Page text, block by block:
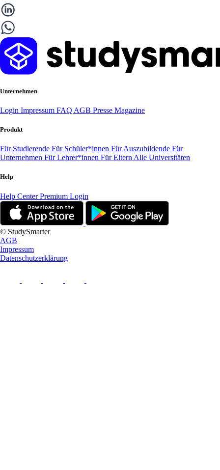
Unternehmen
Login Impressum FAQ AGB Presse Magazine
Produkt
Für Studierende Für Schüler*innen Für Auszubildende Für
Unternehmen Für Lehrer*innen Für Eltern Alle Universitäten
Help
Help CenterPremium Login
© StudySmarter
AGB
Impressum
Datenschutzerklärung